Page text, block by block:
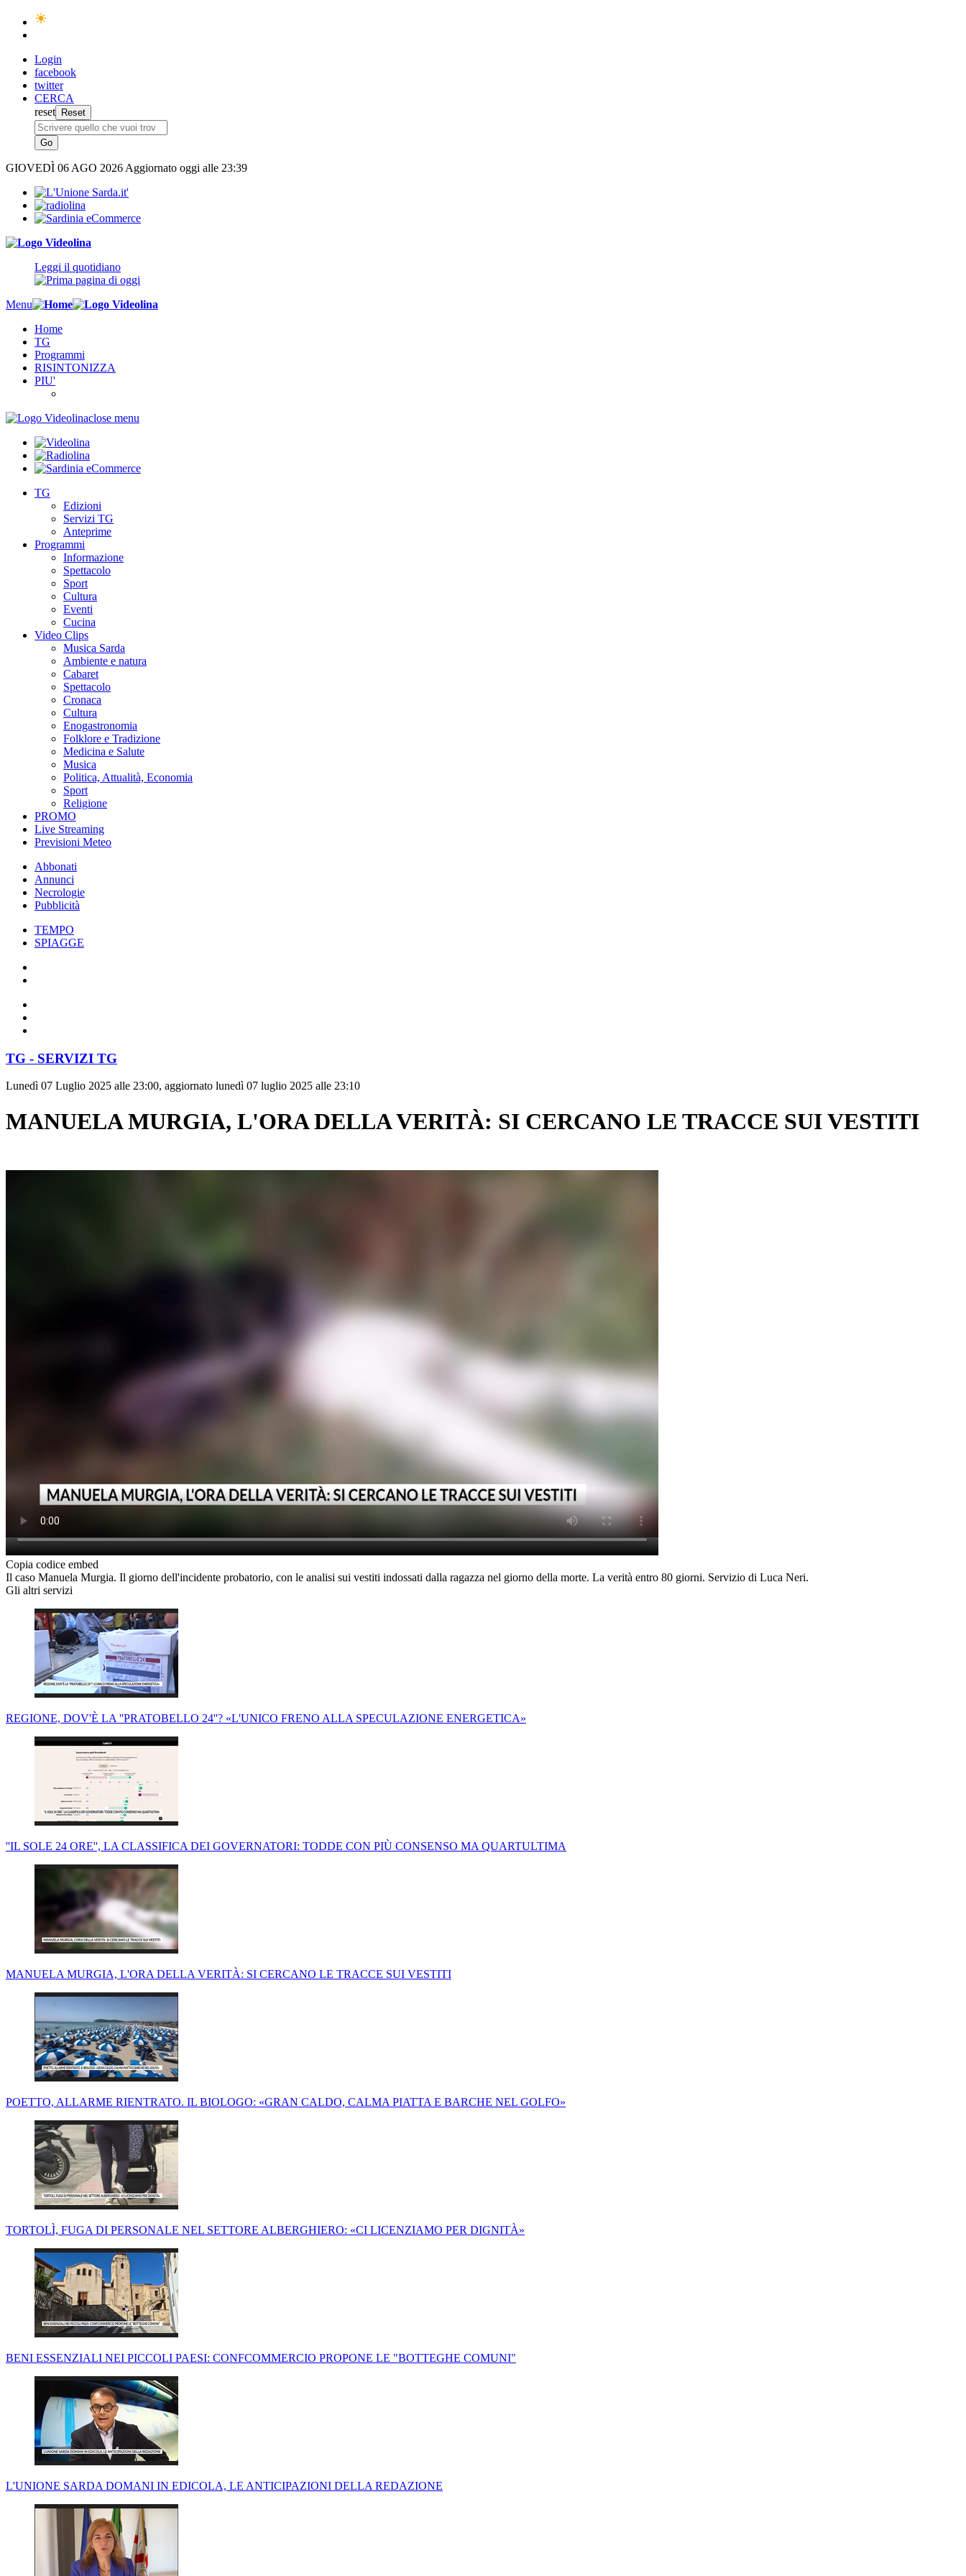
Login
facebook
twitter
CERCA
reset
GIOVEDÌ 06 AGO 2026 Aggiornato oggi alle 23:39
Leggi il quotidiano
Menu
Home
TG
Programmi
RISINTONIZZA
PIU'
close menu
TG
Edizioni
Servizi TG
Anteprime
Programmi
Informazione
Spettacolo
Sport
Cultura
Eventi
Cucina
Video Clips
Musica Sarda
Ambiente e natura
Cabaret
Spettacolo
Cronaca
Cultura
Enogastronomia
Folklore e Tradizione
Medicina e Salute
Musica
Politica, Attualità, Economia
Sport
Religione
PROMO
Live Streaming
Previsioni Meteo
Abbonati
Annunci
Necrologie
Pubblicità
TEMPO
SPIAGGE
TG - SERVIZI TG
Lunedì 07 Luglio 2025 alle 23:00, aggiornato lunedì 07 luglio 2025 alle 23:10
MANUELA MURGIA, L'ORA DELLA VERITÀ: SI CERCANO LE TRACCE SUI VESTITI
Copia codice embed
Il caso Manuela Murgia. Il giorno dell'incidente probatorio, con le analisi sui vestiti indossati dalla ragazza nel giorno della morte. La verità entro 80 giorni. Servizio di Luca Neri.
Gli altri servizi
REGIONE, DOV'È LA ''PRATOBELLO 24''? «L'UNICO FRENO ALLA SPECULAZIONE ENERGETICA»
''IL SOLE 24 ORE'', LA CLASSIFICA DEI GOVERNATORI: TODDE CON PIÙ CONSENSO MA QUARTULTIMA
MANUELA MURGIA, L'ORA DELLA VERITÀ: SI CERCANO LE TRACCE SUI VESTITI
POETTO, ALLARME RIENTRATO. IL BIOLOGO: «GRAN CALDO, CALMA PIATTA E BARCHE NEL GOLFO»
TORTOLÌ, FUGA DI PERSONALE NEL SETTORE ALBERGHIERO: «CI LICENZIAMO PER DIGNITÀ»
BENI ESSENZIALI NEI PICCOLI PAESI: CONFCOMMERCIO PROPONE LE "BOTTEGHE COMUNI"
L'UNIONE SARDA DOMANI IN EDICOLA, LE ANTICIPAZIONI DELLA REDAZIONE